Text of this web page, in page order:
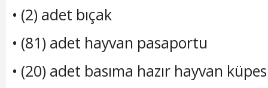
• (2) adet bıçak
• (81) adet hayvan pasaportu
• (20) adet basıma hazır hayvan